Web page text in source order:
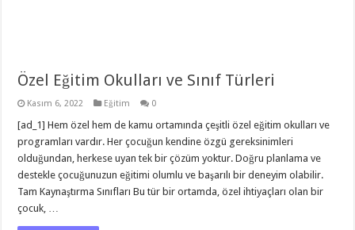
Özel Eğitim Okulları ve Sınıf Türleri
Kasım 6, 2022 Eğitim 0
[ad_1] Hem özel hem de kamu ortamında çeşitli özel eğitim okulları ve
programları vardır. Her çocuğun kendine özgü gereksinimleri
olduğundan, herkese uyan tek bir çözüm yoktur. Doğru planlama ve
destekle çocuğunuzun eğitimi olumlu ve başarılı bir deneyim olabilir.
Tam Kaynaştırma Sınıfları Bu tür bir ortamda, özel ihtiyaçları olan bir
çocuk, …